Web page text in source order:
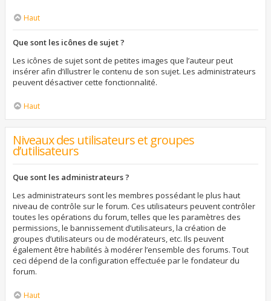
Haut
Que sont les icônes de sujet ?
Les icônes de sujet sont de petites images que l’auteur peut
insérer afin d’illustrer le contenu de son sujet. Les administrateurs
peuvent désactiver cette fonctionnalité.
Haut
Niveaux des utilisateurs et groupes
d’utilisateurs
Que sont les administrateurs ?
Les administrateurs sont les membres possédant le plus haut
niveau de contrôle sur le forum. Ces utilisateurs peuvent contrôler
toutes les opérations du forum, telles que les paramètres des
permissions, le bannissement d’utilisateurs, la création de
groupes d’utilisateurs ou de modérateurs, etc. Ils peuvent
également être habilités à modérer l’ensemble des forums. Tout
ceci dépend de la configuration effectuée par le fondateur du
forum.
Haut